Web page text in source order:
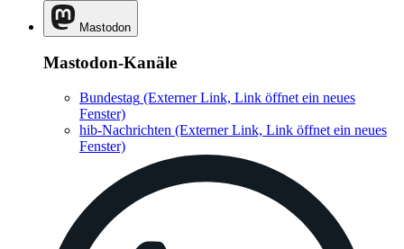
Mastodon
Mastodon-Kanäle
Bundestag (Externer Link, Link öffnet ein neues
Fenster)
hib-Nachrichten (Externer Link, Link öffnet ein neues
Fenster)